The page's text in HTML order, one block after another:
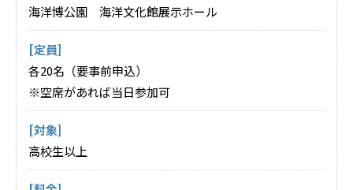
海洋博公園 海洋文化館展示ホール
[定員]
各20名（要事前申込）
※空席があれば当日参加可
[対象]
高校生以上